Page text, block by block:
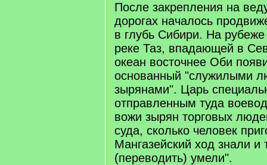
После закрепления на
дорогах началось
в глубь Сибири. На
реке Таз, впадающей в
океан восточнее Оби
основанный "служилыми
зырянами". Царь
отправленным туда
вожи зырян торговых
суда, сколько человек
Мангазейский ход знали и
(переводить) умели".